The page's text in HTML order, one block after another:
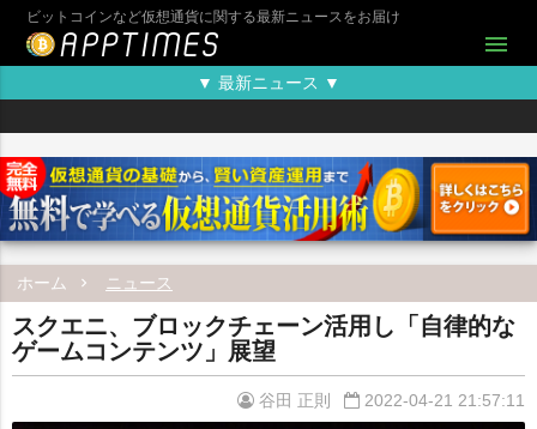
ビットコインなど仮想通貨に関する最新ニュースをお届け
menu
▼ 最新ニュース ▼
ホーム ニュース
スクエニ、ブロックチェーン活用し「自律的な
ゲームコンテンツ」展望
谷田 正則 2022-04-21 21:57:11